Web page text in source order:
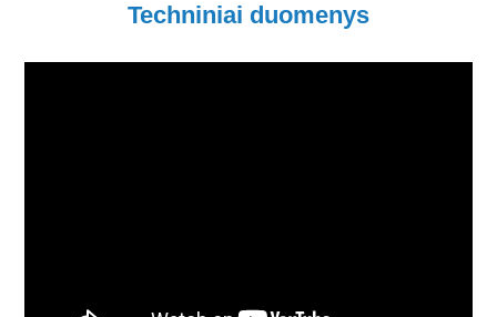
Techniniai duomenys